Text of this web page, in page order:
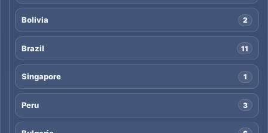
Bolivia 2
Brazil 11
Singapore 1
Peru 3